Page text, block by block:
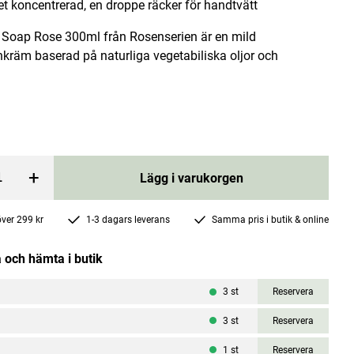
Rosenserien
Lägg i varukorgen
koncentrerad, en droppe räcker för handtvätt
Rose 300ml från Rosenserien är en mild
baserad på naturliga vegetabiliska oljor och
+ Lägg i varukorgen
299 kr 1-3 dagars leverans Samma pris i butik & online
och hämta i butik
3 st Reservera
3 st Reservera
1 st Reservera